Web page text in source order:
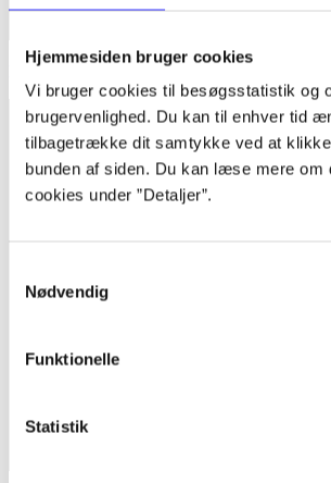
Hjemmesiden bruger cookies
Vi bruger cookies til besøgsstatistik og
brugervenlighed. Du kan til enhver tid
tilbagetrække dit samtykke ved at klikke
bunden af siden. Du kan læse mere om
cookies under ”Detaljer”.
Nødvendig
Funktionelle
Statistik
Destiny